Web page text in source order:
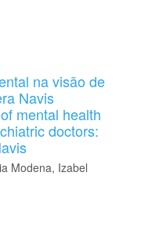
na visão de
Navis
mental health
doctors:
Modena, Izabel